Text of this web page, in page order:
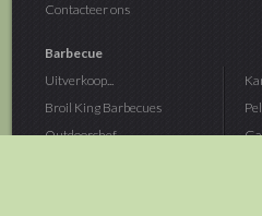
Contacteer ons
Barbecue
Uitverkoop...
Broil King Barbecues
Outdoorchef...